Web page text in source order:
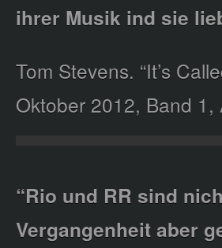
ihrer Musik ind sie
Tom Stevens. “It’s
Oktober 2012, Band
“Rio und RR sind
Vergangenheit aber